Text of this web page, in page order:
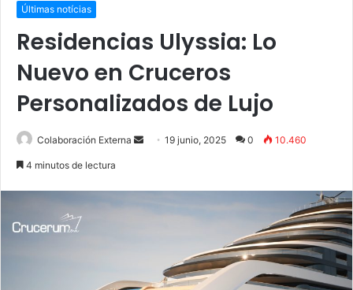
Últimas notícias
Residencias Ulyssia: Lo
Nuevo en Cruceros
Personalizados de Lujo
Colaboración Externa
Send19 junio, 2025 0 10.460
4 minutos de lectura